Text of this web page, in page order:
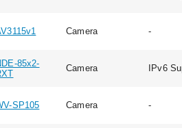
Camera -
85x2-
Camera IPv6
SP105 Camera -